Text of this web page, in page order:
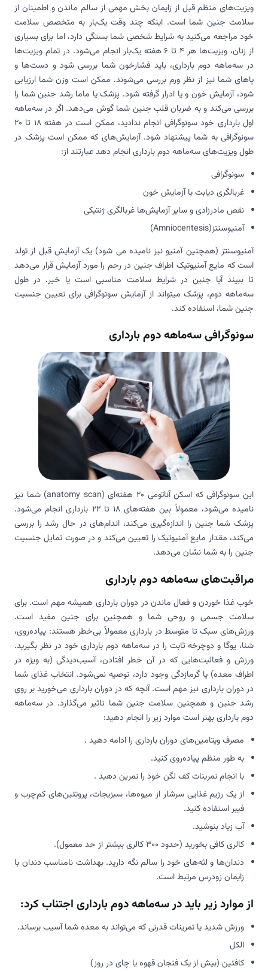
ویزیت‌های منظم قبل از زایمان بخش مهمی از سالم ماندن و اطمینان از
سلامت جنین شما است. اینکه چند وقت یک‌بار به متخصص سلامت
خود مراجعه می‌کنید به شرایط شخصی شما بستگی دارد، اما برای بسیاری
از زنان، ویزیت‌ها هر 4 تا 6 هفته یک‌بار انجام می‌شود. در تمام ویزیت‌ها
در سه‌ماهه دوم بارداری، باید فشارخون شما بررسی شود و دست‌ها و
پاهای شما نیز از نظر ورم بررسی می‌شوند. ممکن است وزن شما ارزیابی
شود، آزمایش خون و یا ادرار گرفته شود. پزشک یا ماما رشد جنین شما را
بررسی می‌کند و به ضربان قلب جنین شما گوش می‌دهد. اگر در سه‌ماهه
اول بارداری خود سونوگرافی انجام ندادید، ممکن است در هفته 18 تا 20
سونوگرافی به شما پیشنهاد شود. آزمایش‌های که ممکن است پزشک در
طول ویزیت‌های سه‌ماهه دوم بارداری انجام دهد عبارتند از:
سونوگرافی
غربالگری دیابت با آزمایش خون
نقص مادرزادی و سایر آزمایش‌ها غربالگری ژنتیکی
آمنیوسنتز(Amniocentesis)
آمنیوسنتز (همچنین آمنیو نیز نامیده می شود) یک آزمایش قبل از تولد
است که مایع آمنیوتیک اطراف جنین در رحم را مورد آزمایش قرار می‌دهد
تا ببیند آیا جنین در شرایط سلامت مناسبی است یا خیر. در طول
سه‌ماهه دوم، پزشک می‎تواند از آزمایش سونوگرافی برای تعیین جنسیت
جنین شما، استفاده کند.
سونوگرافی سه‌ماهه دوم بارداری
این سونوگرافی که اسکن آناتومی 20 هفته‌ای (anatomy scan) شما نیز
نامیده می‌شود، معمولاً بین هفته‌های 18 تا 22 بارداری انجام می‌شود.
پزشک شما جنین را اندازه‌گیری می‌کند، اندام‌های در حال رشد را بررسی
می‌کند، مقدار مایع آمنیوتیک را تعیین می‌کند و در صورت تمایل جنسیت
جنین را به شما نشان می‌دهد.
مراقبت‌های سه‌ماهه دوم بارداری
خوب غذا خوردن و فعال ماندن در دوران بارداری همیشه مهم است. برای
سلامت جسمی و روحی شما و همچنین برای جنین مفید است.
ورزش‌های سبک تا متوسط در بارداری معمولاً بی‌خطر هستند: پیاده‌روی،
شنا، یوگا و دوچرخه ثابت را در سه‌ماهه دوم بارداری خود در نظر بگیرید.
ورزش و فعالیت‌هایی که در آن خطر افتادن، آسیب‌دیدگی (به ویژه در
اطراف معده) یا گرمازدگی وجود دارد، توصیه نمی‌شود. انتخاب غذای شما
در دوران بارداری نیز مهم است. آنچه که در دوران بارداری می‌خورید بر روی
رشد جنین و همچنین سلامت جنین شما تاثیر می‌گذارد. در سه‌ماهه
دوم بارداری بهتر است موارد زیر را انجام دهید:
مصرف ویتامین‌های دوران بارداری را ادامه دهید .
به طور منظم پیاده‌روی کنید.
با انجام تمرینات کف لگن خود را تمرین دهید .
از یک رژیم غذایی سرشار از میوه‌ها، سبزیجات، پروتئین‌های کم‌چرب و
فیبر استفاده کنید.
آب زیاد بنوشید.
کالری کافی بخورید (حدود 300 کالری بیشتر از حد معمول).
دندان‌ها و لثه‌های خود را سالم نگه دارید. بهداشت نامناسب دندان با
زایمان زودرس مرتبط است.
از موارد زیر باید در سه‌ماهه دوم بارداری اجتناب کرد:
ورزش شدید یا تمرینات قدرتی که می‌تواند به معده شما آسیب برساند.
الکل
کافئین (بیش از یک فنجان قهوه یا چای در روز)